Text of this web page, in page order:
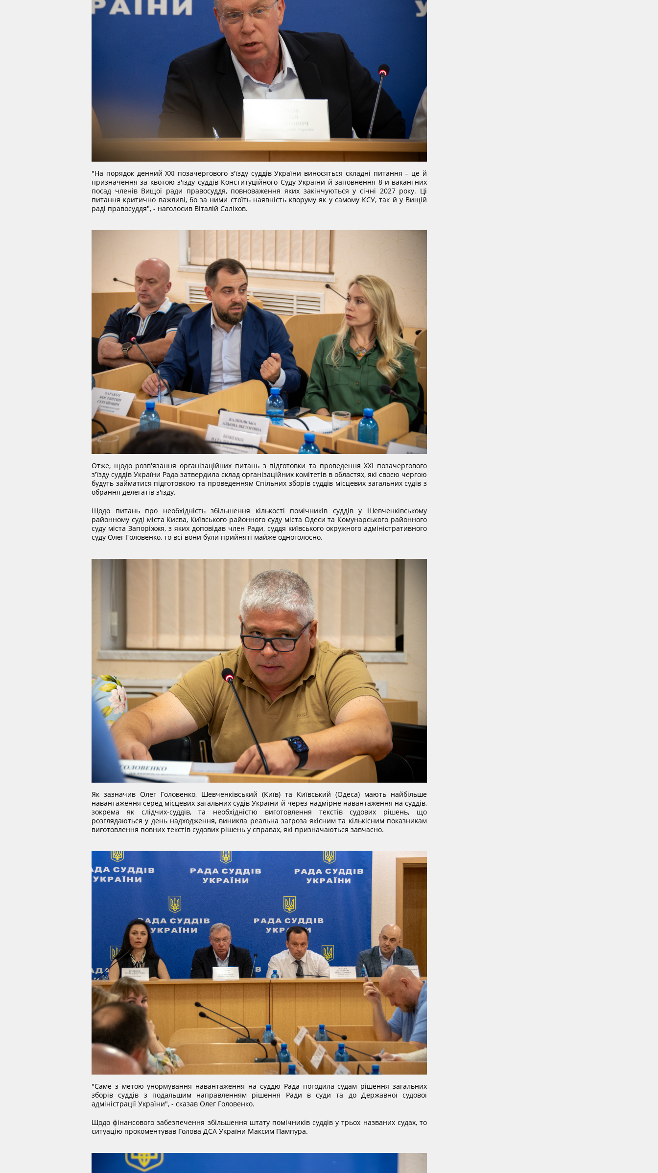
"На порядок денний ХХІ позачергового з'їзду суддів України виносяться складні питання – це й
призначення за квотою з'їзду суддів Конституційного Суду України й заповнення 8-и вакантних
посад членів Вищої ради правосуддя, повноваження яких закінчуються у січні 2027 року. Ці
питання критично важливі, бо за ними стоїть наявність кворуму як у самому КСУ, так й у Вищій
раді правосуддя", - наголосив Віталій Саліхов.
Отже, щодо розв'язання організаційних питань з підготовки та проведення ХХІ позачергового
з'їзду суддів України Рада затвердила склад організаційних комітетів в областях, які своєю чергою
будуть займатися підготовкою та проведенням Спільних зборів суддів місцевих загальних судів з
обрання делегатів з'їзду.
Щодо питань про необхідність збільшення кількості помічників суддів у Шевченківському
районному суді міста Києва, Київського районного суду міста Одеси та Комунарського районного
суду міста Запоріжжя, з яких доповідав член Ради, суддя київського окружного адміністративного
суду Олег Головенко, то всі вони були прийняті майже одноголосно.
Як зазначив Олег Головенко, Шевченківський (Київ) та Київський (Одеса) мають найбільше
навантаження серед місцевих загальних судів України й через надмірне навантаження на суддів,
зокрема як слідчих-суддів, та необхідністю виготовлення текстів судових рішень, що
розглядаються у день надходження, виникла реальна загроза якісним та кількісним показникам
виготовлення повних текстів судових рішень у справах, які призначаються завчасно.
"Саме з метою унормування навантаження на суддю Рада погодила судам рішення загальних
зборів суддів з подальшим направленням рішення Ради в суди та до Державної судової
адміністрації України", - сказав Олег Головенко.
Щодо фінансового забезпечення збільшення штату помічників суддів у трьох названих судах, то
ситуацію прокоментував Голова ДСА України Максим Пампура.